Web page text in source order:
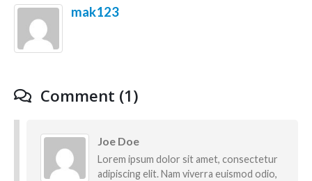
mak123
Comment (1)
Joe Doe
Lorem ipsum dolor sit amet, consectetur
adipiscing elit. Nam viverra euismod odio,